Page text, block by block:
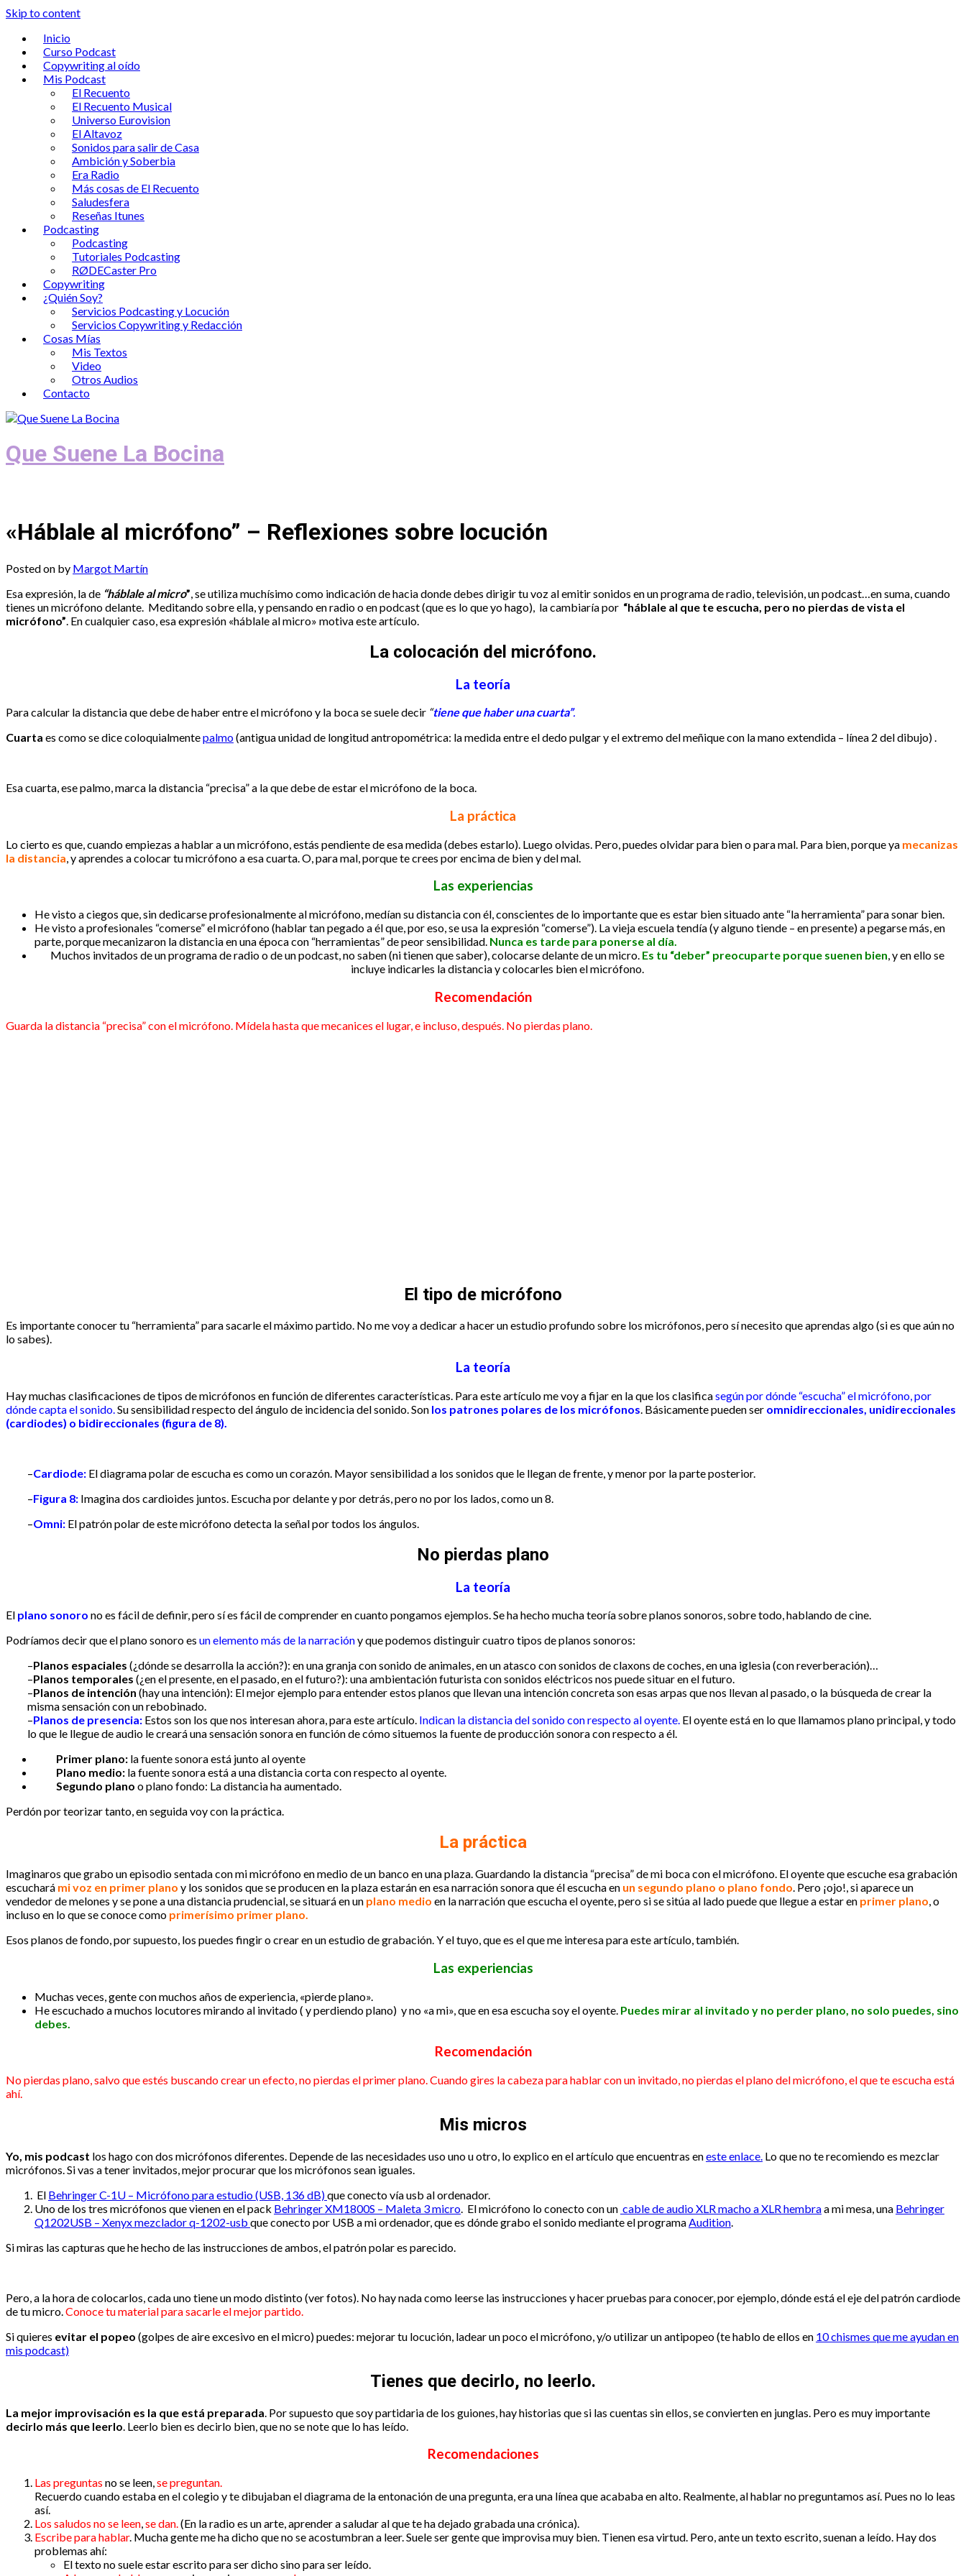
Skip to content
Inicio
Curso Podcast
Copywriting al oído
Mis Podcast
El Recuento
El Recuento Musical
Universo Eurovision
El Altavoz
Sonidos para salir de Casa
Ambición y Soberbia
Era Radio
Más cosas de El Recuento
Saludesfera
Reseñas Itunes
Podcasting
Podcasting
Tutoriales Podcasting
RØDECaster Pro
Copywriting
¿Quién Soy?
Servicios Podcasting y Locución
Servicios Copywriting y Redacción
Cosas Mías
Mis Textos
Video
Otros Audios
Contacto
Que Suene La Bocina
«Háblale al micrófono” – Reflexiones sobre locución
Posted on by Margot Martín
Esa expresión, la de “háblale al micro” , se utiliza muchísimo como indicación de hacia donde debes dirigir tu voz al emitir sonidos en un programa de radio, televisión, un podcast…en suma, cuando
tienes un micrófono delante. Meditando sobre ella, y pensando en radio o en podcast (que es lo que yo hago), la cambiaría por “háblale al que te escucha, pero no pierdas de vista el
micrófono” . En cualquier caso, esa expresión «háblale al micro» motiva este artículo.
La colocación del micrófono.
La teoría
Para calcular la distancia que debe de haber entre el micrófono y la boca se suele decir “tiene que haber una cuarta”.
Cuarta es como se dice coloquialmentepalmo(antigua unidad de longitud antropométrica: la medida entre el dedo pulgar y el extremo del meñique con la mano extendida – línea 2 del dibujo) .
Esa cuarta, ese palmo, marca la distancia “precisa” a la que debe de estar el micrófono de la boca.
La práctica
Lo cierto es que, cuando empiezas a hablar a un micrófono, estás pendiente de esa medida (debes estarlo). Luego olvidas. Pero, puedes olvidar para bien o para mal. Para bien, porque ya mecanizas
la distancia , y aprendes a colocar tu micrófono a esa cuarta. O, para mal, porque te crees por encima de bien y del mal.
Las experiencias
He visto a ciegos que, sin dedicarse profesionalmente al micrófono, medían su distancia con él, conscientes de lo importante que es estar bien situado ante “la herramienta” para sonar bien.
He visto a profesionales “comerse” el micrófono (hablar tan pegado a él que, por eso, se usa la expresión “comerse”). La vieja escuela tendía (y alguno tiende – en presente) a pegarse más, en
parte, porque mecanizaron la distancia en una época con “herramientas” de peor sensibilidad. Nunca es tarde para ponerse al día.
Muchos invitados de un programa de radio o de un podcast, no saben (ni tienen que saber), colocarse delante de un micro. Es tu “deber” preocuparte porque suenen bien, y en ello se
incluye indicarles la distancia y colocarles bien el micrófono.
Recomendación
Guarda la distancia “precisa” con el micrófono. Mídela hasta que mecanices el lugar, e incluso, después. No pierdas plano.
El tipo de micrófono
Es importante conocer tu “herramienta” para sacarle el máximo partido. No me voy a dedicar a hacer un estudio profundo sobre los micrófonos, pero sí necesito que aprendas algo (si es que aún no
lo sabes).
La teoría
Hay muchas clasificaciones de tipos de micrófonos en función de diferentes características. Para este artículo me voy a fijar en la que los clasificasegún por dónde “escucha” el micrófono, por
dónde capta el sonido.Su sensibilidad respecto del ángulo de incidencia del sonido. Son los patrones polares de los micrófonos. Básicamente pueden ser omnidireccionales, unidireccionales
(cardiodes) o bidireccionales (figura de 8).
–Cardiode: El diagrama polar de escucha es como un corazón. Mayor sensibilidad a los sonidos que le llegan de frente, y menor por la parte posterior.
–Figura 8: Imagina dos cardioides juntos. Escucha por delante y por detrás, pero no por los lados, como un 8.
–Omni: El patrón polar de este micrófono detecta la señal por todos los ángulos.
No pierdas plano
La teoría
El plano sonoro no es fácil de definir, pero sí es fácil de comprender en cuanto pongamos ejemplos. Se ha hecho mucha teoría sobre planos sonoros, sobre todo, hablando de cine.
Podríamos decir que el plano sonoro es un elemento más de la narracióny que podemos distinguir cuatro tipos de planos sonoros:
–Planos espaciales (¿dónde se desarrolla la acción?): en una granja con sonido de animales, en un atasco con sonidos de claxons de coches, en una iglesia (con reverberación)…
–Planos temporales (¿en el presente, en el pasado, en el futuro?): una ambientación futurista con sonidos eléctricos nos puede situar en el futuro.
–Planos de intención (hay una intención): El mejor ejemplo para entender estos planos que llevan una intención concreta son esas arpas que nos llevan al pasado, o la búsqueda de crear la
misma sensación con un rebobinado.
–Planos de presencia: Estos son los que nos interesan ahora, para este artículo. Indican la distancia del sonido con respecto al oyente. El oyente está en lo que llamamos plano principal, y todo
lo que le llegue de audio le creará una sensación sonora en función de cómo situemos la fuente de producción sonora con respecto a él.
Primer plano: la fuente sonora está junto al oyente
Plano medio: la fuente sonora está a una distancia corta con respecto al oyente.
Segundo plano o plano fondo: La distancia ha aumentado.
Perdón por teorizar tanto, en seguida voy con la práctica.
La práctica
Imaginaros que grabo un episodio sentada con mi micrófono en medio de un banco en una plaza. Guardando la distancia “precisa” de mi boca con el micrófono. El oyente que escuche esa grabación
escuchará mi voz en primer plano y los sonidos que se producen en la plaza estarán en esa narración sonora que él escucha en un segundo plano o plano fondo. Pero ¡ojo!, si aparece un
vendedor de melones y se pone a una distancia prudencial, se situará en un plano medio en la narración que escucha el oyente, pero si se sitúa al lado puede que llegue a estar en primer plano, o
incluso en lo que se conoce como primerísimo primer plano.
Esos planos de fondo, por supuesto, los puedes fingir o crear en un estudio de grabación. Y el tuyo, que es el que me interesa para este artículo, también.
Las experiencias
Muchas veces, gente con muchos años de experiencia, «pierde plano».
He escuchado a muchos locutores mirando al invitado ( y perdiendo plano) y no «a mi», que en esa escucha soy el oyente. Puedes mirar al invitado y no perder plano, no solo puedes, sino
debes.
Recomendación
No pierdas plano, salvo que estés buscando crear un efecto, no pierdas el primer plano.Cuando gires la cabeza para hablar con un invitado, no pierdas el plano del micrófono, el que te escucha está
ahí.
Mis micros
Yo, mis podcast los hago con dos micrófonos diferentes. Depende de las necesidades uso uno u otro, lo explico en el artículo que encuentras eneste enlace. Lo que no te recomiendo es mezclar
micrófonos. Si vas a tener invitados, mejor procurar que los micrófonos sean iguales.
El Behringer C-1U – Micrófono para estudio (USB, 136 dB)que conecto vía usb al ordenador.
Uno de los tres micrófonos que vienen en el pack Behringer XM1800S – Maleta 3 micro. El micrófono lo conecto con un cable de audio XLR macho a XLR hembraa mi mesa, una Behringer
Q1202USB – Xenyx mezclador q-1202-usb que conecto por USB a mi ordenador, que es dónde grabo el sonido mediante el programaAudition.
Si miras las capturas que he hecho de las instrucciones de ambos, el patrón polar es parecido.
Pero, a la hora de colocarlos, cada uno tiene un modo distinto (ver fotos). No hay nada como leerse las instrucciones y hacer pruebas para conocer, por ejemplo, dónde está el eje del patrón cardiode
de tu micro.Conoce tu material para sacarle el mejor partido.
Si quieres evitar el popeo (golpes de aire excesivo en el micro) puedes: mejorar tu locución, ladear un poco el micrófono, y/o utilizar un antipopeo (te hablo de ellos en 10 chismes que me ayudan en
mis podcast)
Tienes que decirlo, no leerlo.
La mejor improvisación es la que está preparada . Por supuesto que soy partidaria de los guiones, hay historias que si las cuentas sin ellos, se convierten en junglas. Pero es muy importante
decirlo más que leerlo . Leerlo bien es decirlo bien, que no se note que lo has leído.
Recomendaciones
Las preguntas no se leen,se preguntan.
Recuerdo cuando estaba en el colegio y te dibujaban el diagrama de la entonación de una pregunta, era una línea que acababa en alto. Realmente, al hablar no preguntamos así. Pues no lo leas
así.
Los saludos no se leen,se dan.(En la radio es un arte, aprender a saludar al que te ha dejado grabada una crónica).
Escribe para hablar. Mucha gente me ha dicho que no se acostumbran a leer. Suele ser gente que improvisa muy bien. Tienen esa virtud. Pero, ante un texto escrito, suenan a leído. Hay dos
problemas ahí:
El texto no suele estar escrito para ser dicho sino para ser leído.